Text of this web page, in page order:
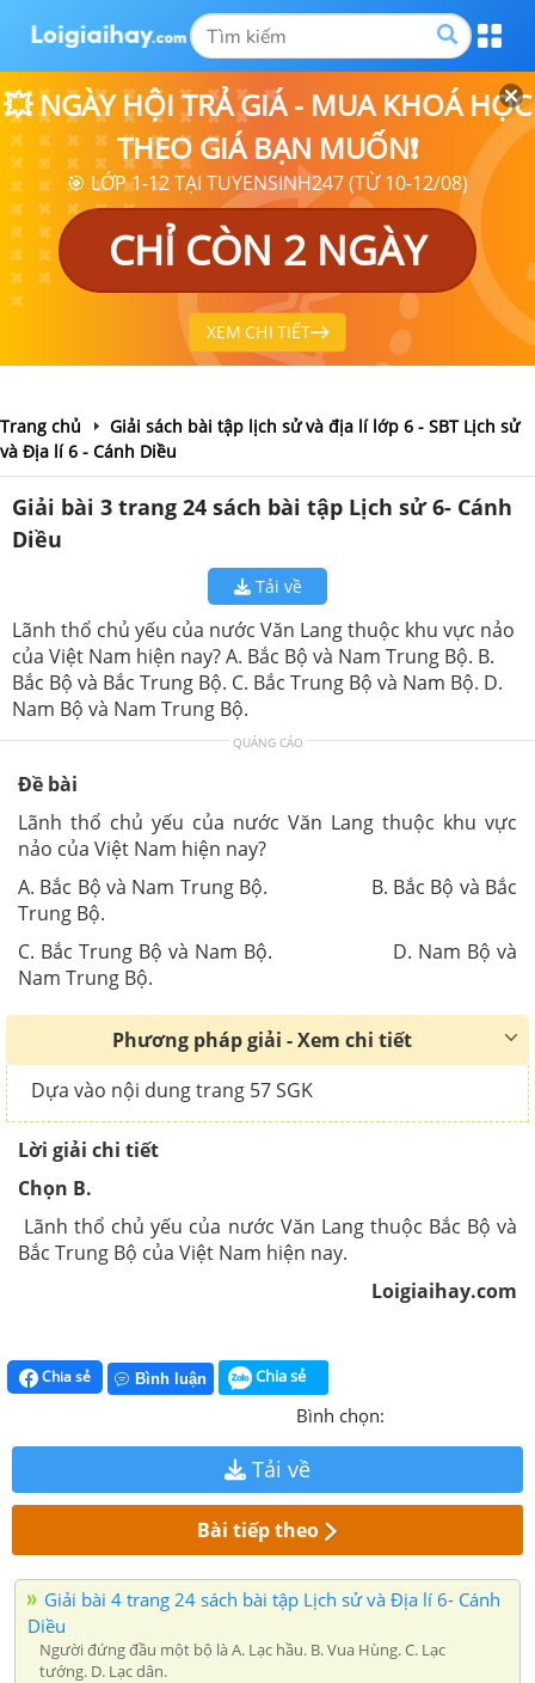
💥 NGÀY HỘI TRẢ GIÁ - MUA KHOÁ HỌC
THEO GIÁ BẠN MUỐN❗
🎯 LỚP 1-12 TẠI TUYENSINH247 (TỪ 10-12/08)
CHỈ CÒN 2 NGÀY
XEM CHI TIẾT
Trang chủ
Giải sách bài tập lịch sử và địa lí lớp 6 - SBT Lịch sử
và Địa lí 6 - Cánh Diều
Giải bài 3 trang 24 sách bài tập Lịch sử 6- Cánh
Diều
Tải về
Lãnh thổ chủ yếu của nước Văn Lang thuộc khu vực nảo
của Việt Nam hiện nay? A. Bắc Bộ và Nam Trung Bộ. B.
Bắc Bộ và Bắc Trung Bộ. C. Bắc Trung Bộ và Nam Bộ. D.
Nam Bộ và Nam Trung Bộ.
QUẢNG CÁO
Đề bài
Lãnh thổ chủ yếu của nước Văn Lang thuộc khu vực
nảo của Việt Nam hiện nay?
A. Bắc Bộ và Nam Trung Bộ. B. Bắc Bộ và Bắc
Trung Bộ.
C. Bắc Trung Bộ và Nam Bộ. D. Nam Bộ và
Nam Trung Bộ.
Phương pháp giải - Xem chi tiết
Dựa vào nội dung trang 57 SGK
Lời giải chi tiết
Chọn B.
Lãnh thổ chủ yếu của nước Văn Lang thuộc Bắc Bộ và
Bắc Trung Bộ của Việt Nam hiện nay.
Loigiaihay.com
Chia sẻ Bình luận Chia sẻ
Bình chọn:
Tải về
Bài tiếp theo
Giải bài 4 trang 24 sách bài tập Lịch sử và Địa lí 6- Cánh
Diều
Người đứng đầu một bộ là A. Lạc hầu. B. Vua Hùng. C. Lạc
tướng. D. Lạc dân.